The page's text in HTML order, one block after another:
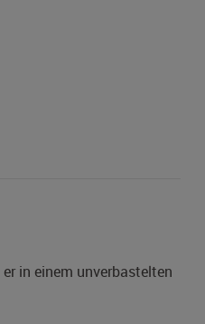
in einem unverbastelten